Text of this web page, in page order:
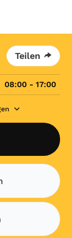
Teilen
08:00 - 17:00